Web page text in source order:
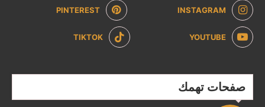
INSTAGRAM
PINTEREST
YOUTUBE
TIKTOK
صفحات تهمك